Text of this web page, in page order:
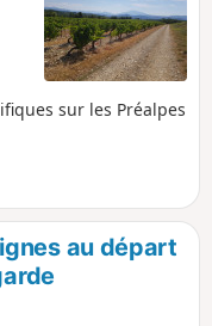
sur les Préalpes
au départ